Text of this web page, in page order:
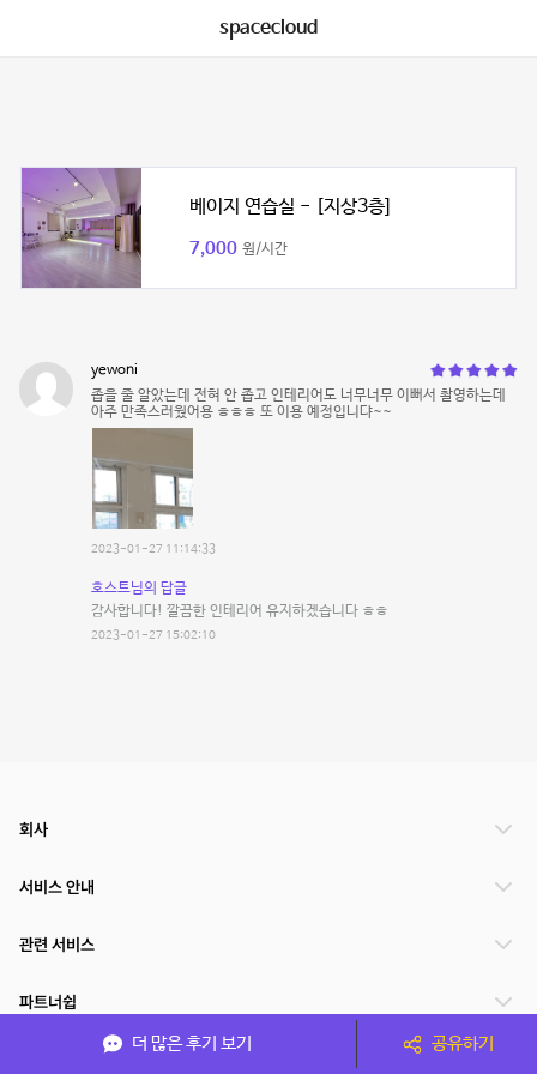
spacecloud
베이지 연습실 - [지상3층]
7,000 원/시간
yewoni
좁을 줄 알았는데 전혀 안 좁고 인테리어도 너무너무 이뻐서 촬영하는데
아주 만족스러웠어용 ㅎㅎㅎ 또 이용 예정입니댜~~
2023-01-27 11:14:33
호스트님의 답글
감사합니다! 깔끔한 인테리어 유지하겠습니다 ㅎㅎ
2023-01-27 15:02:10
더 많은 후기 보기 공유하기
회사
서비스 안내
관련 서비스
파트너쉽
서비스 제공 국가